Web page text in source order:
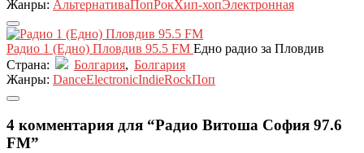
Жанры: АльтернативаПопРокХип-хопЭлектронная
Радио 1 (Едно) Пловдив 95.5 FM Едно радио за Пловдив
Страна:
Болгария, Болгария
Жанры: DanceElectronicIndieRockПоп
4 комментария для “Радио Витоша София 97.6
FM”